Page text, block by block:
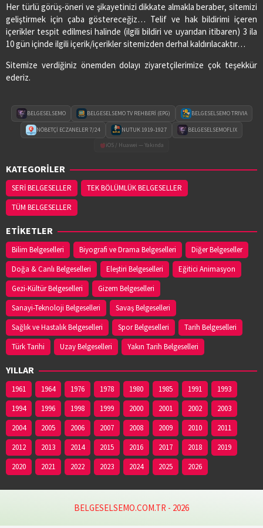
Her türlü görüş-öneri ve şikayetinizi dikkate almakla beraber, sitemizi
geliştirmek için çaba göstereceğiz… Telif ve hak bildirimi içeren
içerikler tespit edilmesi halinde (ilgili bildiri ve uyarıdan itibaren) 3 ila
10 gün içinde ilgili içerik/içerikler sitemizden derhal kaldırılacaktır…
Sitemize verdiğiniz önemden dolayı ziyaretçilerimize çok teşekkür
ederiz.
BELGESELSEMO BELGESELSEMO TV REHBERİ (EPG) BELGESELSEMO TRIVIA
NÖBETÇİ ECZANELER 7/24 NUTUK 1919-1927
BELGESELSEMOFLIX
iOS / Huawei — Yakında
KATEGORİLER
SERİ BELGESELLER
TEK BÖLÜMLÜK BELGESELLER
TÜM BELGESELLER
ETİKETLER
Bilim Belgeselleri Biyografi ve Drama Belgeselleri
Diğer Belgeseller
Doğa & Canlı Belgeselleri
Eleştiri Belgeselleri
Eğitici Animasyon
Gezi-Kültür Belgeselleri
Gizem Belgeselleri
Sanayi-Teknoloji Belgeselleri
Savaş Belgeselleri
Sağlık ve Hastalık Belgeselleri
Spor Belgeselleri
Tarih Belgeselleri
Türk Tarihi
Uzay Belgeselleri Yakın Tarih Belgeselleri
YILLAR
1961 1964 1976 1978 1980 1985 1991
1993
1994
1996 1998 1999 2000 2001 2002
2003
2004
2005 2006 2007 2008 2009 2010
2011
2012
2013 2014 2015 2016 2017 2018
2019
2020
2021 2022 2023 2024 2025 2026
BELGESELSEMO.COM.TR - 2026